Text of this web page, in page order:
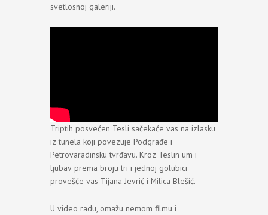
svetlosnoj galeriji.
Triptih posvećen Tesli sačekaće vas na izlasku
iz tunela koji povezuje Podgrađe i
Petrovaradinsku tvrđavu. Kroz Teslin um i
ljubav prema broju tri i jednoj golubici
provešće vas Tijana Jevrić i Milica Blešić.
U video radu, omažu nemom filmu i